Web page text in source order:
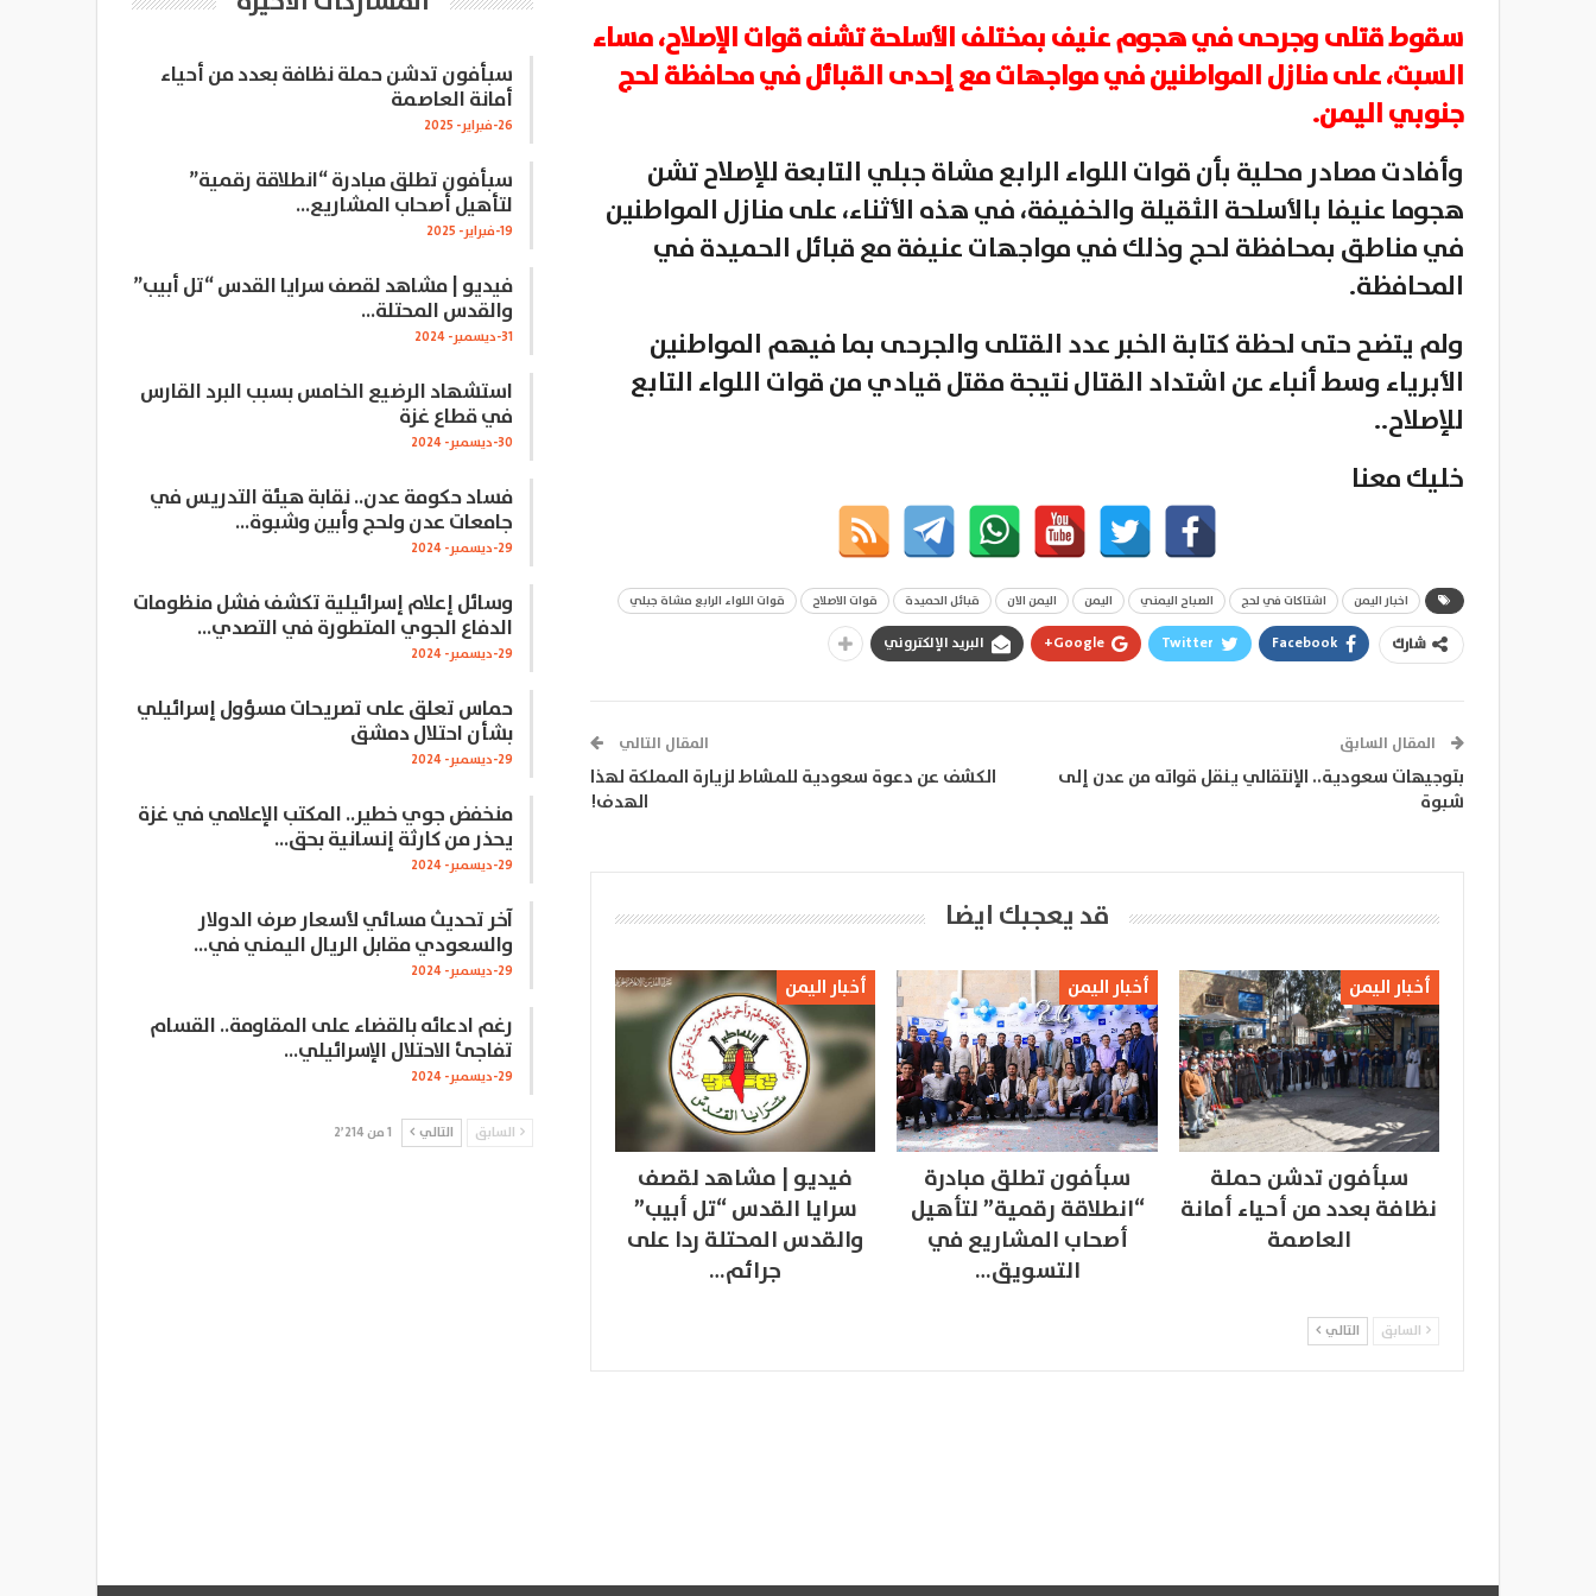
سقوط قتلى وجرحى في هجوم عنيف بمختلف الأسلحة تشنه قوات الإصلاح، مساء
السبت، على منازل المواطنين في مواجهات مع إحدى القبائل في محافظة لحج
جنوبي اليمن.
وأفادت مصادر محلية بأن قوات اللواء الرابع مشاة جبلي التابعة للإصلاح تشن
هجوما عنيفا بالأسلحة الثقيلة والخفيفة، في هذه الأثناء، على منازل المواطنين
في مناطق بمحافظة لحج وذلك في مواجهات عنيفة مع قبائل الحميدة في
المحافظة.
ولم يتضح حتى لحظة كتابة الخبر عدد القتلى والجرحى بما فيهم المواطنين
الأبرياء وسط أنباء عن اشتداد القتال نتيجة مقتل قيادي من قوات اللواء التابع
للإصلاح..
خليك معنا
اخبار اليمن اشتاكات في لحج الصباح اليمني اليمن اليمن الان قبائل الحميدة قوات الاصلاح قوات اللواء الرابع مشاة جبلي
شارك Facebook
Twitter
Google+ البريد الإلكتروني
المقال السابق
بتوجيهات سعودية.. الإنتقالي ينقل قواته من عدن إلى
شبوة
المقال التالي
الكشف عن دعوة سعودية للمشاط لزيارة المملكة لهذا
الهدف!
قد يعجبك ايضا
أخبار اليمن
سبأفون تدشن حملة
نظافة بعدد من أحياء أمانة
العاصمة
أخبار اليمن
سبأفون تطلق مبادرة
“انطلاقة رقمية” لتأهيل
أصحاب المشاريع في
التسويق…
أخبار اليمن
فيديو | مشاهد لقصف
سرايا القدس “تل أبيب”
والقدس المحتلة ردا على
جرائم…
السابق التالي
سبأفون تدشن حملة نظافة بعدد من أحياء
أمانة العاصمة
26-فبراير- 2025
سبأفون تطلق مبادرة “انطلاقة رقمية”
لتأهيل أصحاب المشاريع…
19-فبراير- 2025
فيديو | مشاهد لقصف سرايا القدس “تل أبيب”
والقدس المحتلة…
31-ديسمبر- 2024
استشهاد الرضيع الخامس بسبب البرد القارس
في قطاع غزة
30-ديسمبر- 2024
فساد حكومة عدن.. نقابة هيئة التدريس في
جامعات عدن ولحج وأبين وشبوة…
29-ديسمبر- 2024
وسائل إعلام إسرائيلية تكشف فشل منظومات
الدفاع الجوي المتطورة في التصدي…
29-ديسمبر- 2024
حماس تعلق على تصريحات مسؤول إسرائيلي
بشأن احتلال دمشق
29-ديسمبر- 2024
منخفض جوي خطير.. المكتب الإعلامي في غزة
يحذر من كارثة إنسانية بحق…
29-ديسمبر- 2024
آخر تحديث مسائي لأسعار صرف الدولار
والسعودي مقابل الريال اليمني في…
29-ديسمبر- 2024
رغم ادعائه بالقضاء على المقاومة.. القسام
تفاجئ الاحتلال الإسرائيلي…
29-ديسمبر- 2024
السابق التالي 1 من 2٬214